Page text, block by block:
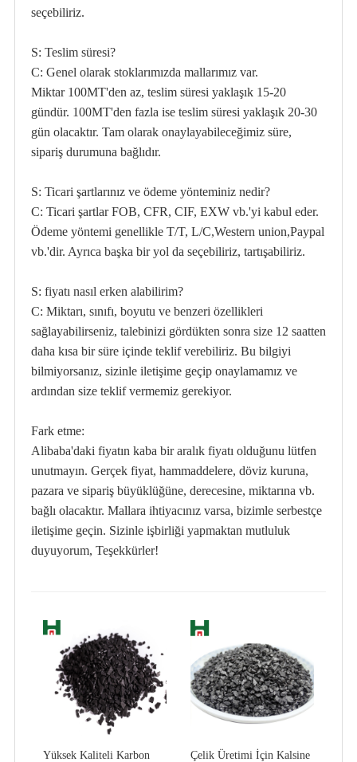
seçebiliriz.
S: Teslim süresi?
C: Genel olarak stoklarımızda mallarımız var.
Miktar 100MT'den az, teslim süresi yaklaşık 15-20
gündür. 100MT'den fazla ise teslim süresi yaklaşık 20-30
gün olacaktır. Tam olarak onaylayabileceğimiz süre,
sipariş durumuna bağlıdır.
S: Ticari şartlarınız ve ödeme yönteminiz nedir?
C: Ticari şartlar FOB, CFR, CIF, EXW vb.'yi kabul eder.
Ödeme yöntemi genellikle T/T, L/C,Western union,Paypal
vb.'dir. Ayrıca başka bir yol da seçebiliriz, tartışabiliriz.
S: fiyatı nasıl erken alabilirim?
C: Miktarı, sınıfı, boyutu ve benzeri özellikleri
sağlayabilirseniz, talebinizi gördükten sonra size 12 saatten
daha kısa bir süre içinde teklif verebiliriz. Bu bilgiyi
bilmiyorsanız, sizinle iletişime geçip onaylamamız ve
ardından size teklif vermemiz gerekiyor.
Fark etme:
Alibaba'daki fiyatın kaba bir aralık fiyatı olduğunu lütfen
unutmayın. Gerçek fiyat, hammaddelere, döviz kuruna,
pazara ve sipariş büyüklüğüne, derecesine, miktarına vb.
bağlı olacaktır. Mallara ihtiyacınız varsa, bizimle serbestçe
iletişime geçin. Sizinle işbirliği yapmaktan mutluluk
duyuyorum, Teşekkürler!
Yüksek Kaliteli Karbon
Çelik Üretimi İçin Kalsine